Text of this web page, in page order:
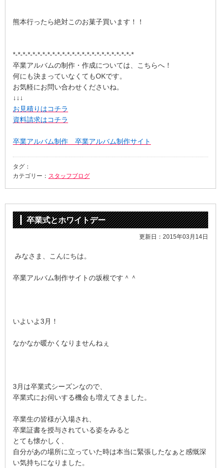
熊本行ったら絶対このお菓子買います！！
*-*-*-*-*-*-*-*-*-*-*-*-*-*-*-*-*-*-*-*-*-*-*-*-*
卒業アルバムの制作・作成については、こちらへ！
何にも決まっていなくてもOKです。
お気軽にお問い合わせくださいね。
↓↓↓
お見積りはコチラ
資料請求はコチラ
卒業アルバム制作 卒業アルバム制作サイト
タグ：
カテゴリー： スタッフブログ
卒業式とホワイトデー
更新日：2015年03月14日
みなさま、こんにちは。
卒業アルバム制作サイトの坂根です＾＾
いよいよ3月！
なかなか暖かくなりませんねぇ
3月は卒業式シーズンなので、
卒業式にお伺いする機会も増えてきました。
卒業生の皆様が入場され、
卒業証書を授与されている姿をみると
とても懐かしく、
自分があの場所に立っていた時は本当に緊張したなぁと感慨深
い気持ちになりました。